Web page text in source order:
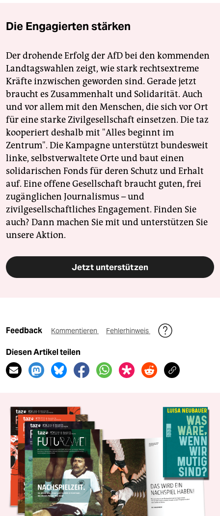
Die Engagierten stärken
Der drohende Erfolg der AfD bei den kommenden
Landtagswahlen zeigt, wie stark rechtsextreme
Kräfte inzwischen geworden sind. Gerade jetzt
braucht es Zusammenhalt und Solidarität. Auch
und vor allem mit den Menschen, die sich vor Ort
für eine starke Zivilgesellschaft einsetzen. Die taz
kooperiert deshalb mit "Alles beginnt im
Zentrum". Die Kampagne unterstützt bundesweit
linke, selbstverwaltete Orte und baut einen
solidarischen Fonds für deren Schutz und Erhalt
auf. Eine offene Gesellschaft braucht guten, frei
zugänglichen Journalismus – und
zivilgesellschaftliches Engagement. Finden Sie
auch? Dann machen Sie mit und unterstützen Sie
unsere Aktion.
Jetzt unterstützen
Feedback Kommentieren Fehlerhinweis
Diesen Artikel teilen